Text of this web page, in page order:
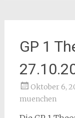
GP 1
Oktober 6,
muenchen